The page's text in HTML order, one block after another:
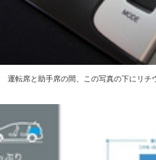
運転席と助手席の間、この写真の下にリチ